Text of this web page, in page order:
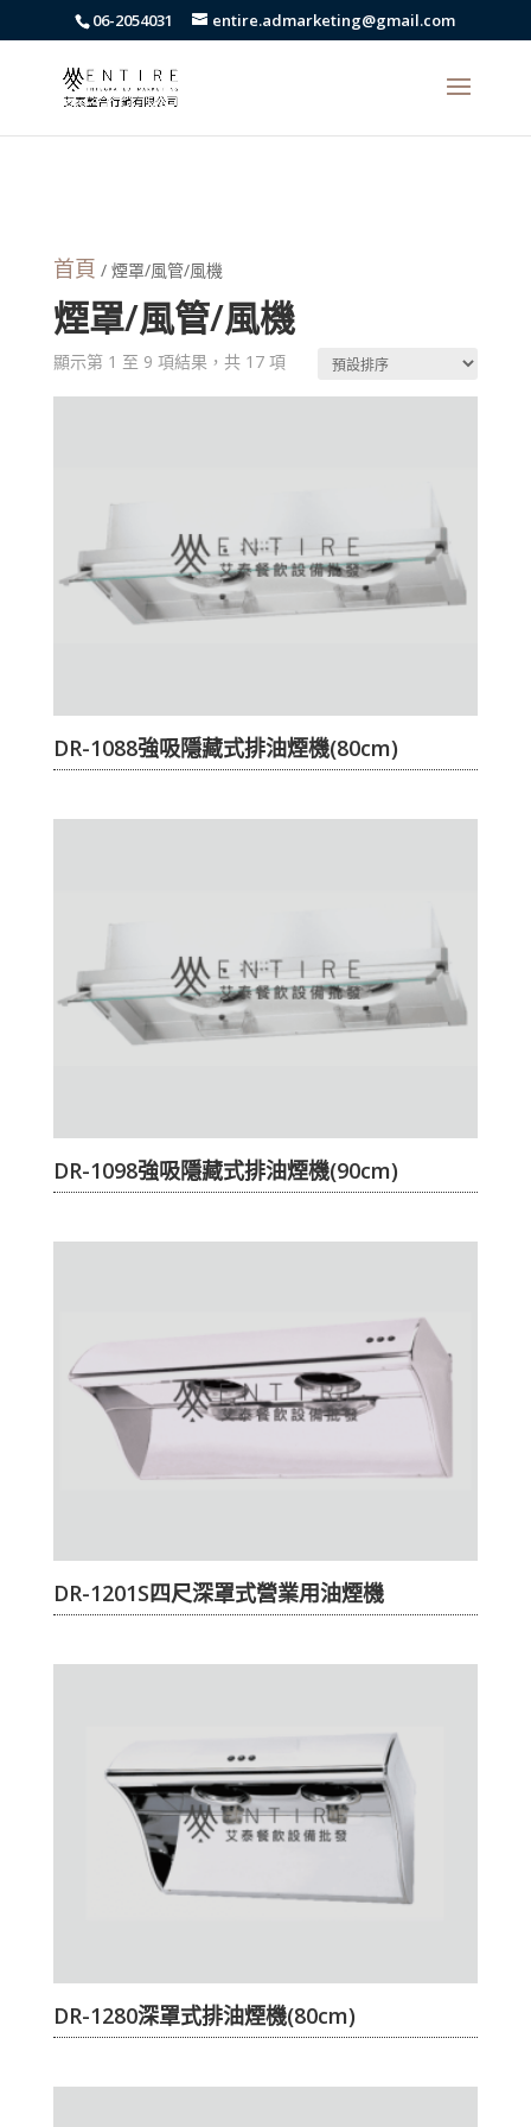
body{font-family: arial,"Microsoft JhengHei","微軟正黑體",sans-serif
!important;}
06-2054031 entire.admarketing@gmail.com
首頁 / 煙罩/風管/風機
煙罩/風管/風機
顯示第 1 至 9 項結果，共 17 項
DR-1088強吸隱藏式排油煙機(80cm)
DR-1098強吸隱藏式排油煙機(90cm)
DR-1201S四尺深罩式營業用油煙機
DR-1280深罩式排油煙機(80cm)